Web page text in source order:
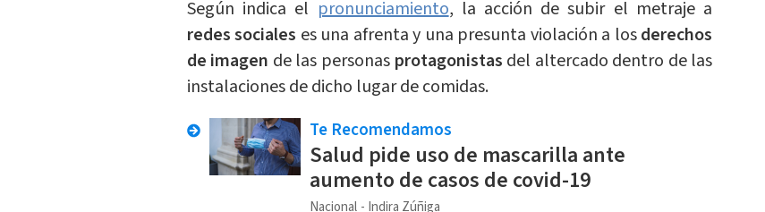
Según indica el pronunciamiento, la acción de subir el metraje a
redes sociales es una afrenta y una presunta violación a losderechos
de imagen de las personas protagonistas del altercado dentro de las
instalaciones de dicho lugar de comidas.
Te Recomendamos
Salud pide uso de mascarilla ante
aumento de casos de covid-19
Nacional Indira Zúñiga